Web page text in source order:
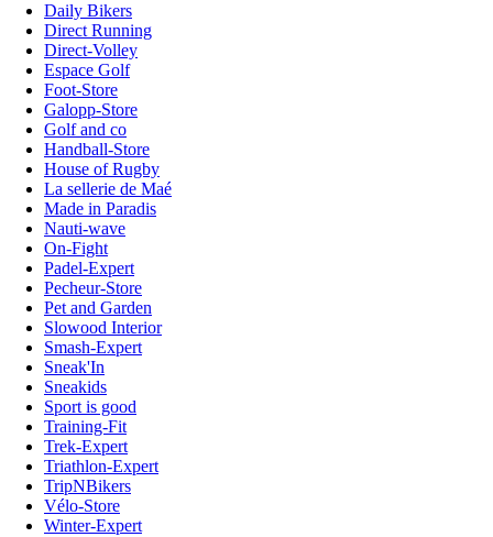
Daily Bikers
Direct Running
Direct-Volley
Espace Golf
Foot-Store
Galopp-Store
Golf and co
Handball-Store
House of Rugby
La sellerie de Maé
Made in Paradis
Nauti-wave
On-Fight
Padel-Expert
Pecheur-Store
Pet and Garden
Slowood Interior
Smash-Expert
Sneak'In
Sneakids
Sport is good
Training-Fit
Trek-Expert
Triathlon-Expert
TripNBikers
Vélo-Store
Winter-Expert